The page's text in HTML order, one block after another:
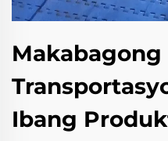
Makabagong
Ibang